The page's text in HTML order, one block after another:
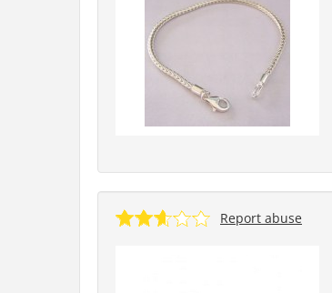
Report abuse